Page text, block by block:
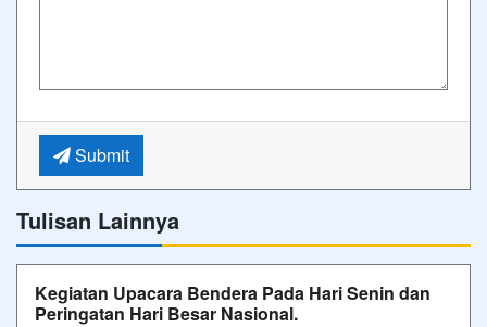
Submit
Tulisan Lainnya
Kegiatan Upacara Bendera Pada Hari Senin dan
Peringatan Hari Besar Nasional.